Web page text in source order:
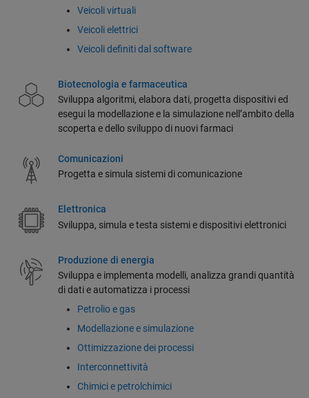
Veicoli virtuali
Veicoli elettrici
Veicoli definiti dal software
Biotecnologia e farmaceutica
Sviluppa algoritmi, elabora dati, progetta dispositivi ed
esegui la modellazione e la simulazione nell’ambito della
scoperta e dello sviluppo di nuovi farmaci
Comunicazioni
Progetta e simula sistemi di comunicazione
Elettronica
Sviluppa, simula e testa sistemi e dispositivi elettronici
Produzione di energia
Sviluppa e implementa modelli, analizza grandi quantità
di dati e automatizza i processi
Petrolio e gas
Modellazione e simulazione
Ottimizzazione dei processi
Interconnettività
Chimici e petrolchimici